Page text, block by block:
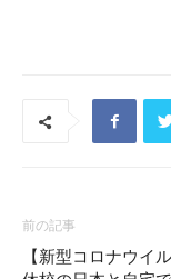
前の記事
【新型コロナウイ